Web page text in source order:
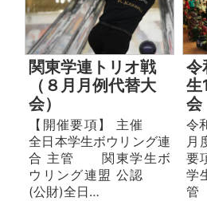
関東学連トリオ戦
（８月月例代替大
会）
【開催要項】 主催
全日本学生ボウリング連
合 主管 関東学生ボ
ウリング連盟 公認
(公財)全日…
令
生
会
令
月
要
学
管